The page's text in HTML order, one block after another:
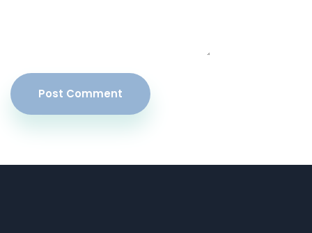
Post Comment